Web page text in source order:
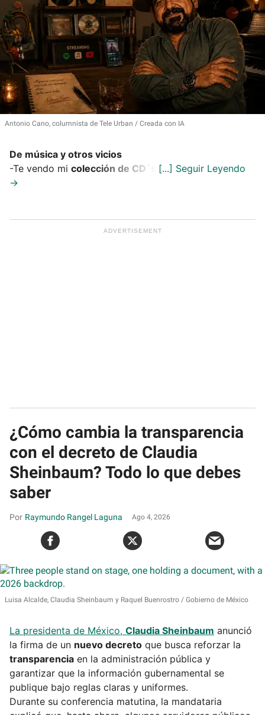
Antonio Cano, columnista de Tele Urban Creada con IA
De música y otros vicios
-Te vendo mi colección de CD´s
¿Cómo cambia la transparencia
con el decreto de Claudia
Sheinbaum? Todo lo que debes
saber
Raymundo Rangel Laguna Ago 4, 2026
Luisa Alcalde, Claudia Sheinbaum y Raquel Buenrostro Gobierno de México
La presidenta de México, Claudia Sheinbaum anunció
la firma de un nuevo decreto que busca reforzar la
transparencia en la administración pública y
garantizar que la información gubernamental se
publique bajo reglas claras y uniformes.
Durante su conferencia matutina, la mandataria